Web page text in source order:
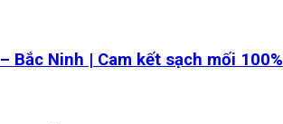
Bắc Ninh | Cam kết sạch mối 100%